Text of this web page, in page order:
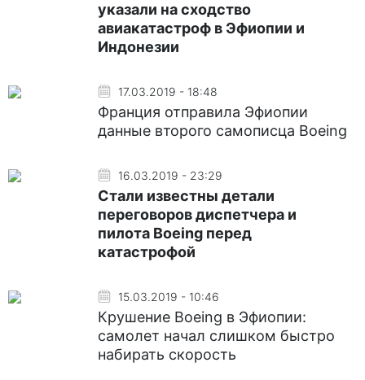
указали на сходство
авиакатастроф в Эфиопии и
Индонезии
17.03.2019 - 18:48
Франция отправила Эфиопии
данные второго самописца Boeing
16.03.2019 - 23:29
Стали известны детали
переговоров диспетчера и
пилота Boeing перед
катастрофой
15.03.2019 - 10:46
Крушение Boeing в Эфиопии:
самолет начал слишком быстро
набирать скорость